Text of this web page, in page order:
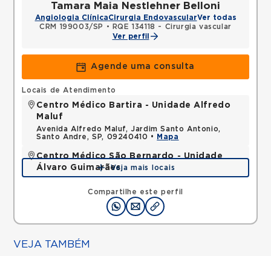
Tamara Maia Nestlehner Belloni
Angiologia ClínicaCirurgia EndovascularVer todas
CRM 199003/SP
•
RQE 134118 - Cirurgia vascular
Ver perfil
Agende uma consulta
Compartilhe este perfil
Locais de Atendimento
Centro Médico Bartira - Unidade Alfredo
Maluf
Avenida Alfredo Maluf, Jardim Santo Antonio,
Santo Andre, SP, 09240410 •
Mapa
Centro Médico São Bernardo - Unidade
Álvaro Guimarães
Avenida Alvaro Guimaraes, Assuncao, Sao Bernardo
do Campo, SP, 09810010 •
Mapa
Veja mais locais
VEJA TAMBÉM